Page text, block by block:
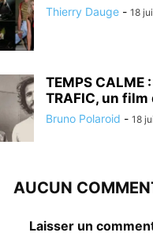
Thierry Dauge - 18
TEMPS
TRAFIC, un film
Bruno Polaroid - 18
AUCUN
Laisser un